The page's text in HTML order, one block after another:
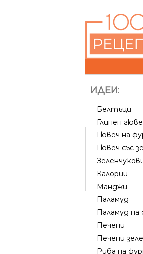
ИДЕИ:
Белтъци
Глинен
Гювеч на
Гювеч със
Калории
Манджи
Паламуд
Паламуд на
Печени
Печени
Риба на